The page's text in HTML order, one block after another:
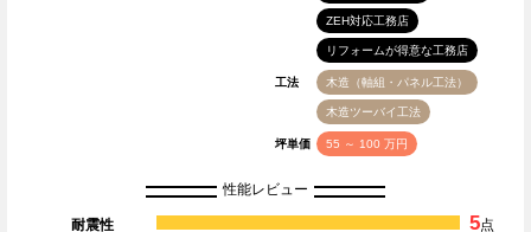
ZEH対応工務店
リフォームが得意な工務店
工法 木造（軸組・パネル工法）
木造ツーバイ工法
坪単価 55 ～ 100 万円
性能レビュー
耐震性 5点